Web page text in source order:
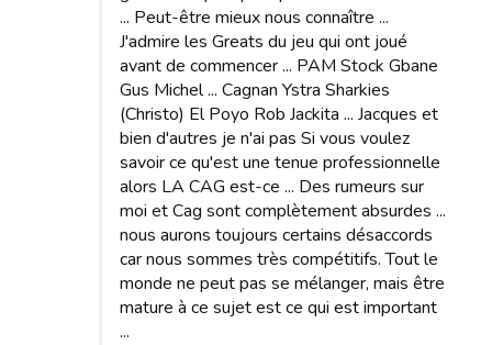
... Peut-être mieux nous connaître ...
J'admire les Greats du jeu qui ont joué
avant de commencer ... PAM Stock Gbane
Gus Michel ... Cagnan Ystra Sharkies
(Christo) El Poyo Rob Jackita ... Jacques et
bien d'autres je n'ai pas Si vous voulez
savoir ce qu'est une tenue professionnelle
alors LA CAG est-ce ... Des rumeurs sur
moi et Cag sont complètement absurdes ...
nous aurons toujours certains désaccords
car nous sommes très compétitifs. Tout le
monde ne peut pas se mélanger, mais être
mature à ce sujet est ce qui est important
...